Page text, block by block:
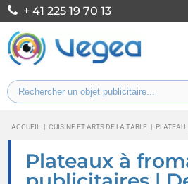
+ 41 225 19 70 13
ACCUEIL | CUISINE ET ARTS DE LA TABLE | PLATEAU
Plateaux à